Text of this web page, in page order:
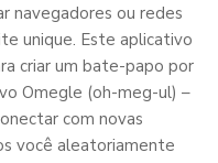
navegadores ou redes
unique. Este aplicativo
criar um bate-papo por
Omegle (oh-meg-ul) –
com novas
você aleatoriamente